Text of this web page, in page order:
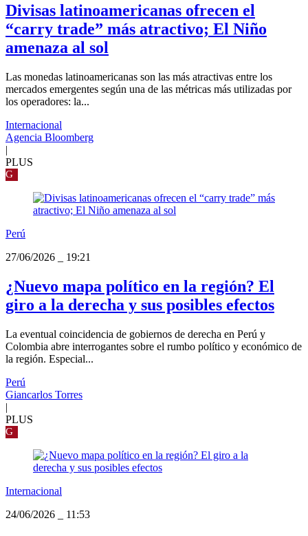
Divisas latinoamericanas ofrecen el
“carry trade” más atractivo; El Niño
amenaza al sol
Las monedas latinoamericanas son las más atractivas entre los
mercados emergentes según una de las métricas más utilizadas por
los operadores: la...
Internacional
Agencia Bloomberg
|
PLUS
G
Perú
27/06/2026
19:21
¿Nuevo mapa político en la región? El
giro a la derecha y sus posibles efectos
La eventual coincidencia de gobiernos de derecha en Perú y
Colombia abre interrogantes sobre el rumbo político y económico de
la región. Especial...
Perú
Giancarlos Torres
|
PLUS
G
Internacional
24/06/2026
11:53